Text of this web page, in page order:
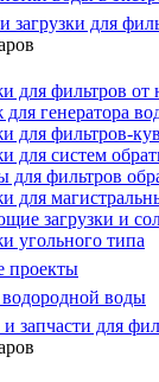
загрузки для
для фильтров от
генератора
для фильтров-
для систем
фильтров
для
загрузки и
угольного типа
проекты
воды
запчасти для